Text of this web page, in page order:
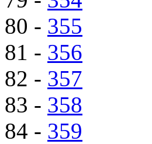
80 - 355
81 - 356
82 - 357
83 - 358
84 - 359